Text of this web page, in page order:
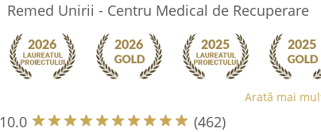
Remed Unirii - Centru Medical de Recuperare
Arată mai
10.0 (462)